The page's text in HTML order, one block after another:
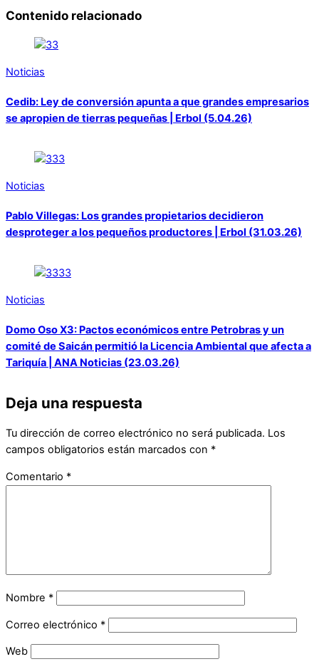
Contenido relacionado
Noticias
Cedib: Ley de conversión apunta a que grandes empresarios
se apropien de tierras pequeñas | Erbol (5.04.26)
Noticias
Pablo Villegas: Los grandes propietarios decidieron
desproteger a los pequeños productores | Erbol (31.03.26)
Noticias
Domo Oso X3: Pactos económicos entre Petrobras y un
comité de Saicán permitió la Licencia Ambiental que afecta a
Tariquía | ANA Noticias (23.03.26)
Deja una respuesta
Tu dirección de correo electrónico no será publicada. Los
campos obligatorios están marcados con *
Comentario *
Nombre *
Correo electrónico *
Web